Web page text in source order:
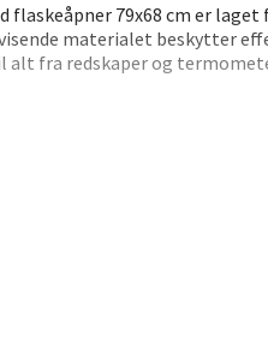
79x68 cm er laget
materialet beskytter
alt fra redskaper og
og en komfortabel